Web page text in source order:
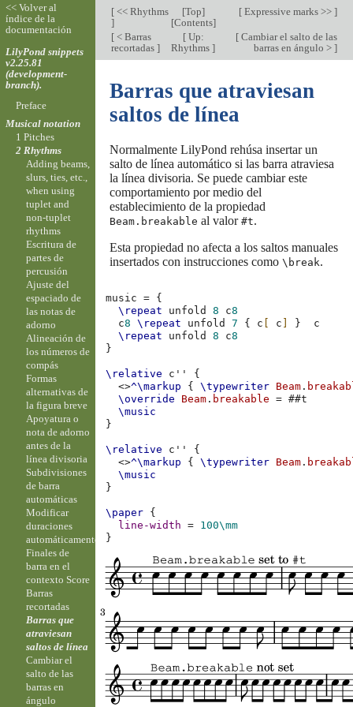
[<< Rhythms
]
[Top]
[Contents]
[Expressive marks >> ]
[< Barras
recortadas ]
[Up:
Rhythms]
[Cambiar el salto de las
barras en ángulo > ]
Barras que atraviesan
saltos de línea
Normalmente LilyPond rehúsa insertar un
salto de línea automático si las barra atraviesa
la línea divisoria. Se puede cambiar este
comportamiento por medio del
establecimiento de la propiedad
Beam.breakable al valor #t.
Esta propiedad no afecta a los saltos manuales
insertados con instrucciones como \break.
music = {
\repeat
unfold 8 c8
c8 \repeat unfold 7 { c c }
c
\repeat
unfold 8 c8
}
\relative c''
{
<>^\markup { \typewriter Beam .
\override
Beam . breakable = ##t
\music
}
\relative c''
{
<>^\markup { \typewriter Beam .
\music
}
\paper {
line-width
= 100\mm
}
<< Volver al
índice de la
documentación
LilyPond snippets
v2.25.81
(development-
branch).
Preface
Musical notation
1 Pitches
2 Rhythms
Adding beams,
slurs, ties, etc.,
when using
tuplet and
non-tuplet
rhythms
Escritura de
partes de
percusión
Ajuste del
espaciado de
las notas de
adorno
Alineación de
los números de
compás
Formas
alternativas de
la figura breve
Apoyatura o
nota de adorno
antes de la
línea divisoria
Subdivisiones
de barra
automáticas
Modificar
duraciones
automáticamente
Finales de
barra en el
contexto Score
Barras
recortadas
Barras que
atraviesan
saltos de línea
Cambiar el
salto de las
barras en
ángulo